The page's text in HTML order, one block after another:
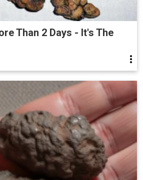
Than 2 Days - It's The